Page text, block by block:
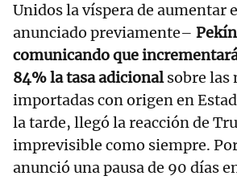
Unidos la víspera de aumentar
anunciado previamente–
comunicando que
84% la tasa adicionalsobre las
importadas con origen en
la tarde, llegó la reacción de
imprevisible como siempre.
anunció una pausa de 90 días